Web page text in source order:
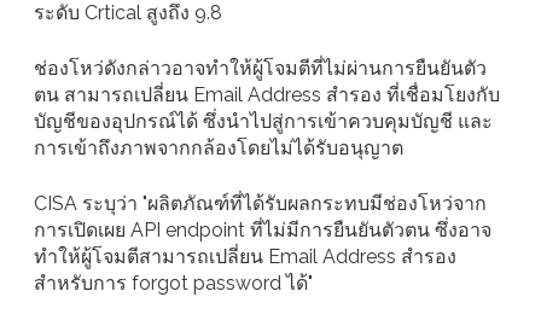
ระดับ Crtical สูงถึง 9.8
ช่องโหว่ดังกล่าวอาจทำให้ผู้โจมตีที่ไม่ผ่านการยืนยันตัว
ตน สามารถเปลี่ยน Email Address สำรอง ที่เชื่อมโยงกับ
บัญชีของอุปกรณ์ได้ ซึ่งนำไปสู่การเข้าควบคุมบัญชี และ
การเข้าถึงภาพจากกล้องโดยไม่ได้รับอนุญาต
CISA ระบุว่า "ผลิตภัณฑ์ที่ได้รับผลกระทบมีช่องโหว่จาก
การเปิดเผย API endpoint ที่ไม่มีการยืนยันตัวตน ซึ่งอาจ
ทำให้ผู้โจมตีสามารถเปลี่ยน Email Address สำรอง
สำหรับการ forgot password ได้"